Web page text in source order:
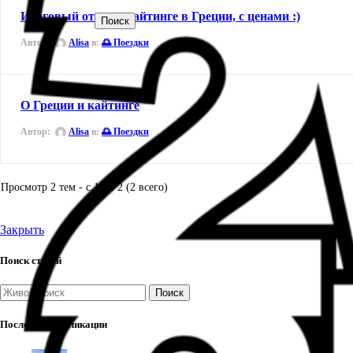
Поиск
Итоговый отчет о кайтинге в Греции, с ценами :)
Автор: Alisa в: 🌅 Поездки
О Греции и кайтинге
Автор: Alisa в: 🌅 Поездки
Просмотр 2 тем - с 1 по 2 (2 всего)
Закрыть
Поиск статей
Поиск
Последние публикации